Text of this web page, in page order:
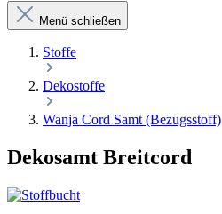
Menü schließen
Stoffe
Dekostoffe
Wanja Cord Samt (Bezugsstoff)
Dekosamt Breitcord